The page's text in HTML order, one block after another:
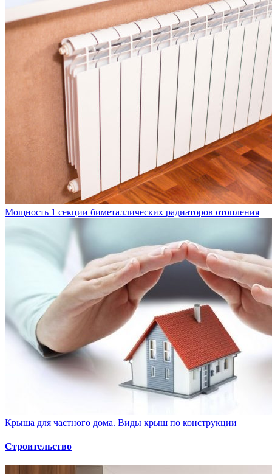
Мощность 1 секции биметаллических радиаторов отопления
Крыша для частного дома. Виды крыш по конструкции
Строительство